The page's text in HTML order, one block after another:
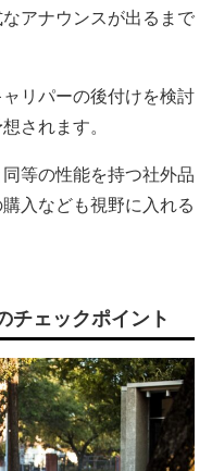
アナウンスが出るまで
リパーの後付けを検討
されます。
等の性能を持つ社外品
入なども視野に入れる
チェックポイント